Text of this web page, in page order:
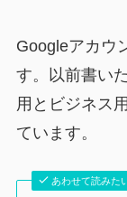
Googleアカウ
す。以前書い
用とビジネス
ています。
あわせて読みた